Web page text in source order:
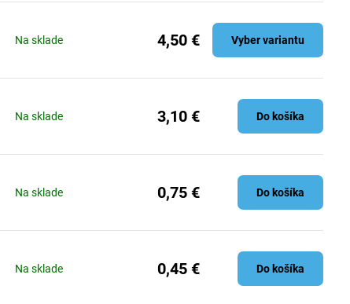
Na sklade 4,50 € Vyber variantu
Na sklade 3,10 € Do košíka
Na sklade 0,75 € Do košíka
Na sklade 0,45 € Do košíka